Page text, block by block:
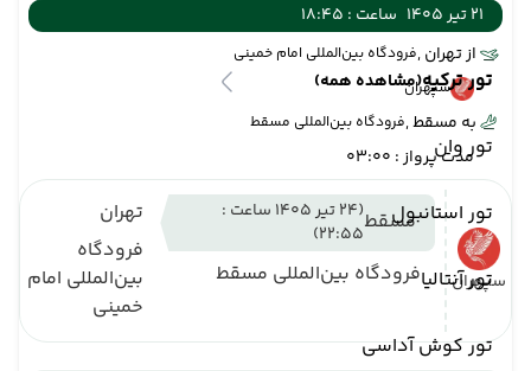
تور ترکیه(مشاهده همه)
تور وان
تور استانبول
تور آنتالیا
تور کوش آداسی
21 تیر 1405
ساعت : 18:45
از تهران ,فرودگاه بین‌المللی امام خمینی
سپهران
به مسقط ,فرودگاه بین‌المللی مسقط
مدت پرواز : 03:00
سپهران
مسقط
(24 تیر 1405 ساعت :
22:55)
فرودگاه بین‌المللی مسقط
تهران
فرودگاه
بین‌المللی امام
خمینی